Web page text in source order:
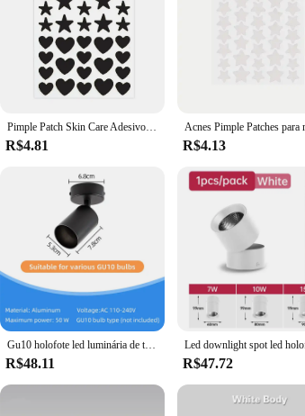
Pimple Patch Skin Care Adesivos, Remoção de Acne, Corretivo Original, Face Spot, Ferramenta De Maquiagem De Beleza, Ance Care, 36 Pcs por Folha
R$4.81 R$4.13
Gu10 holofote led luminária de teto para sala de estar decoração cozinha quarto lâmpada pista luz iluminação teto interior
R$48.11 R$47.72